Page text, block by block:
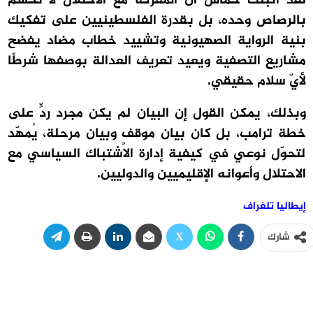
بالرصاص وحده، بل بقدرة الفلسطينيين على تفكيك
بنية الرواية الصهيونية وتشييد خطاب مضاد يفضح
مشاريع التصفية ويعيد تعريف العدالة بوصفها شرطًا
لأيّ سلام حقيقي.
وبذلك، يمكن القول إن البيان لم يكن مجرد ردٍّ على
خطة ترامب، بل كان بيان موقفٍ وبيان مرحلة، يُمهّد
لتحوّل نوعي في كيفية إدارة الاشتباك السياسي مع
الاحتلال وأعوانه الإقليميين والدوليين.
إيطاليا تلغراف
شارك